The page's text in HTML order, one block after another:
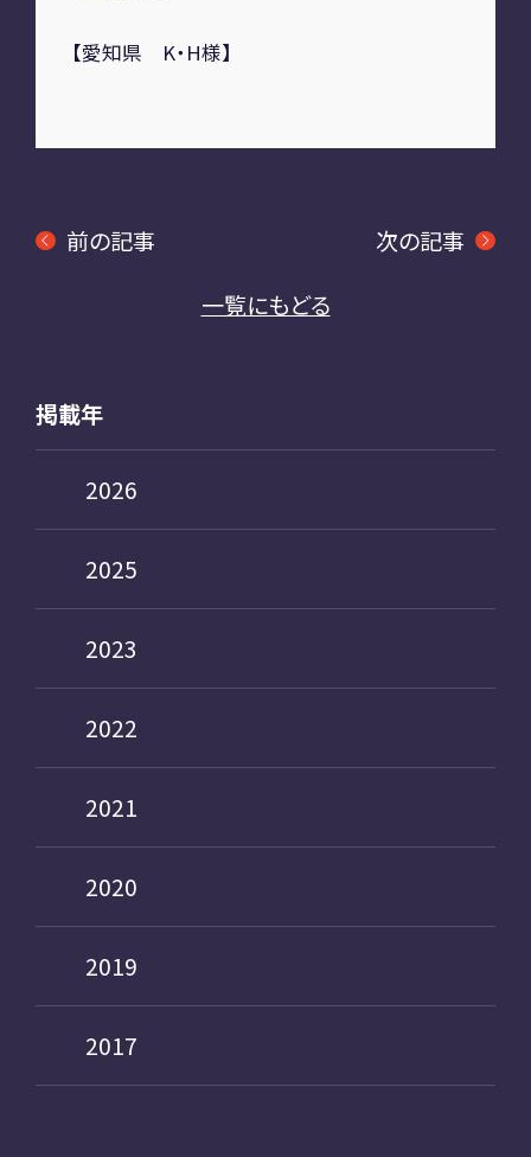
【愛知県 K・H様】
前の記事
一覧にもどる
次の記事
掲載年
2026
2025
2023
2022
2021
2020
2019
2017
CONTACT